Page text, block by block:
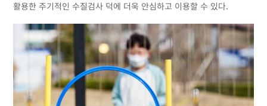
활용한 주기적인 수질검사 덕에 더욱 안심하고 이용할 수 있다.